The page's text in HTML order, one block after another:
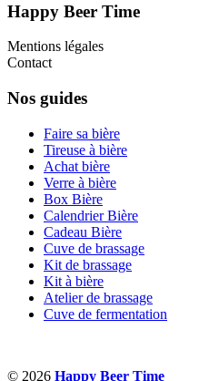
Happy Beer Time
Mentions légales
Contact
Nos guides
Faire sa bière
Tireuse à bière
Achat bière
Verre à bière
Box Bière
Calendrier Bière
Cadeau Bière
Cuve de brassage
Kit de brassage
Kit à bière
Atelier de brassage
Cuve de fermentation
© 2026 Happy Beer Time